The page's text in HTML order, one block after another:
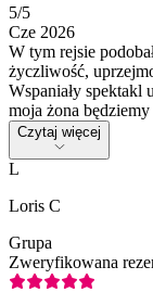
5/5
Cze 2026
W tym rejsie
życzliwość,
Wspaniały spektakl
moja żona
Czytaj więcej
L
Loris C
Grupa
Zweryfikowana